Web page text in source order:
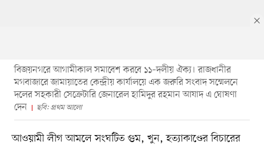
বিজয়নগরে আগামীকাল সমাবেশ করবে ১১–দলীয় ঐক্য। রাজধানীর
মগবাজারে জামায়াতের কেন্দ্রীয় কার্যালয়ে এক জরুরি সংবাদ সম্মেলনে
দলের সহকারী সেক্রেটারি জেনারেল হামিদুর রহমান আযাদ এ ঘোষণা
দেন
ছবি: প্রথম আলো
আওয়ামী লীগ আমলে সংঘটিত গুম, খুন, হত্যাকাণ্ডের বিচারের